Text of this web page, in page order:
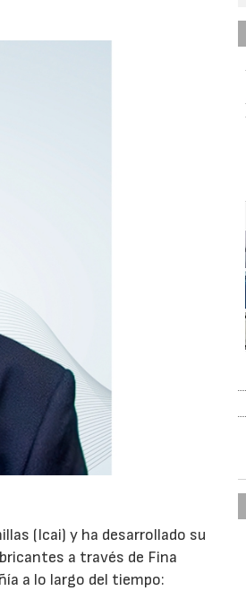
(Icai) y ha desarrollado su
a través de Fina
a lo largo del tiempo:
30/07/2026